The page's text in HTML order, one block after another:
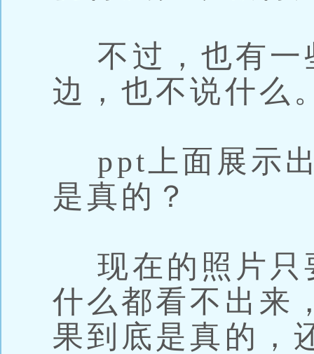
不过，也有一
边，也不说什么
ppt上面展示出
是真的？
现在的照片只
什么都看不出来
果到底是真的，